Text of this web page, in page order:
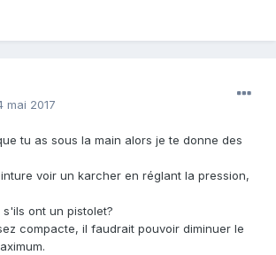
mai 2017
tu as sous la main alors je te donne des
voir un karcher en réglant la pression,
ont un pistolet?
compacte, il faudrait pouvoir diminuer le